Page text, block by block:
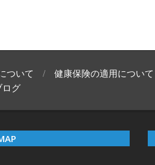
ついて 健康保険の適用について
ログ